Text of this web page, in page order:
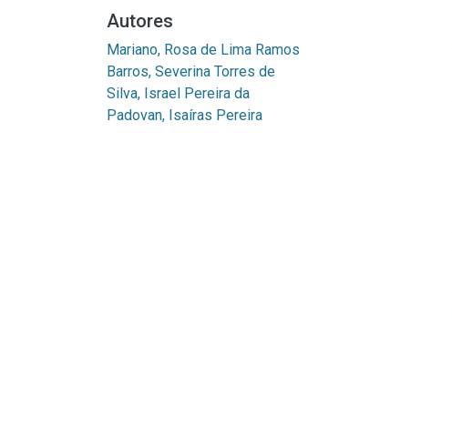
Autores
Mariano, Rosa de Lima Ramos
Barros, Severina Torres de
Silva, Israel Pereira da
Padovan, Isaíras Pereira